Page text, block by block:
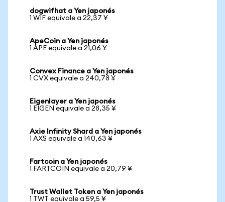
dogwifhat a Yen japonés
1 WIF equivale a 22,37 ¥
ApeCoin a Yen japonés
1 APE equivale a 21,06 ¥
Convex Finance a Yen japonés
1 CVX equivale a 240,78 ¥
Eigenlayer a Yen japonés
1 EIGEN equivale a 28,35 ¥
Axie Infinity Shard a Yen japonés
1 AXS equivale a 140,63 ¥
Fartcoin a Yen japonés
1 FARTCOIN equivale a 20,79 ¥
Trust Wallet Token a Yen japonés
1 TWT equivale a 59,5 ¥